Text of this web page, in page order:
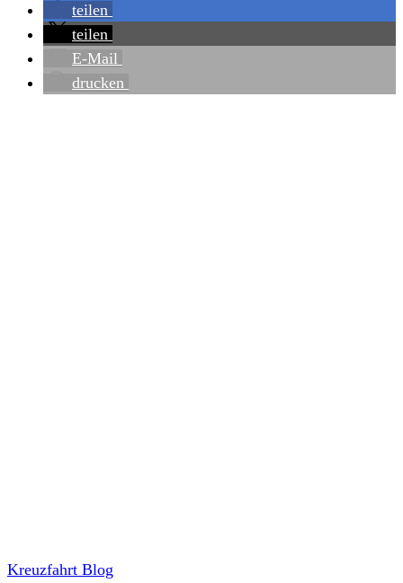
teilen
teilen
E-Mail
drucken
Kreuzfahrt Blog